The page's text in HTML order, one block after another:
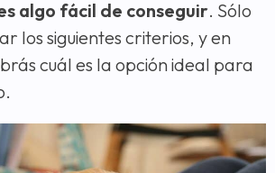
algo fácil de conseguir. Sólo
los siguientes criterios, y en
cuál es la opción ideal para